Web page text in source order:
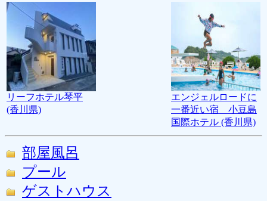
リーフホテル琴平
(香川県)
エンジェルロードに
一番近い宿 小豆島
国際ホテル (香川県)
部屋風呂
プール
ゲストハウス